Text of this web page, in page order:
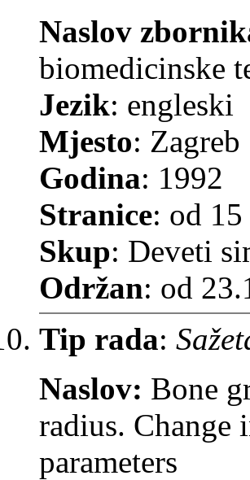
Naslov
biomedicinske
Jezik: engleski
Mjesto: Zagreb
Godina: 1992
Stranice: od
Skup: Deveti
Održan: od
Tip rada:
Naslov: Bone
radius. Change
parameters